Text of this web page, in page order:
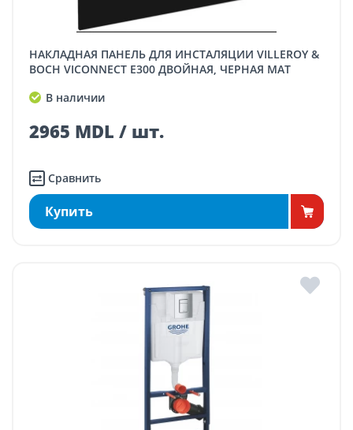
НАКЛАДНАЯ ПАНЕЛЬ ДЛЯ ИНСТАЛЯЦИИ VILLEROY &
BOCH VICONNECT E300 ДВОЙНАЯ, ЧЕРНАЯ МАТ
В наличии
2965 MDL / шт.
Сравнить
Купить